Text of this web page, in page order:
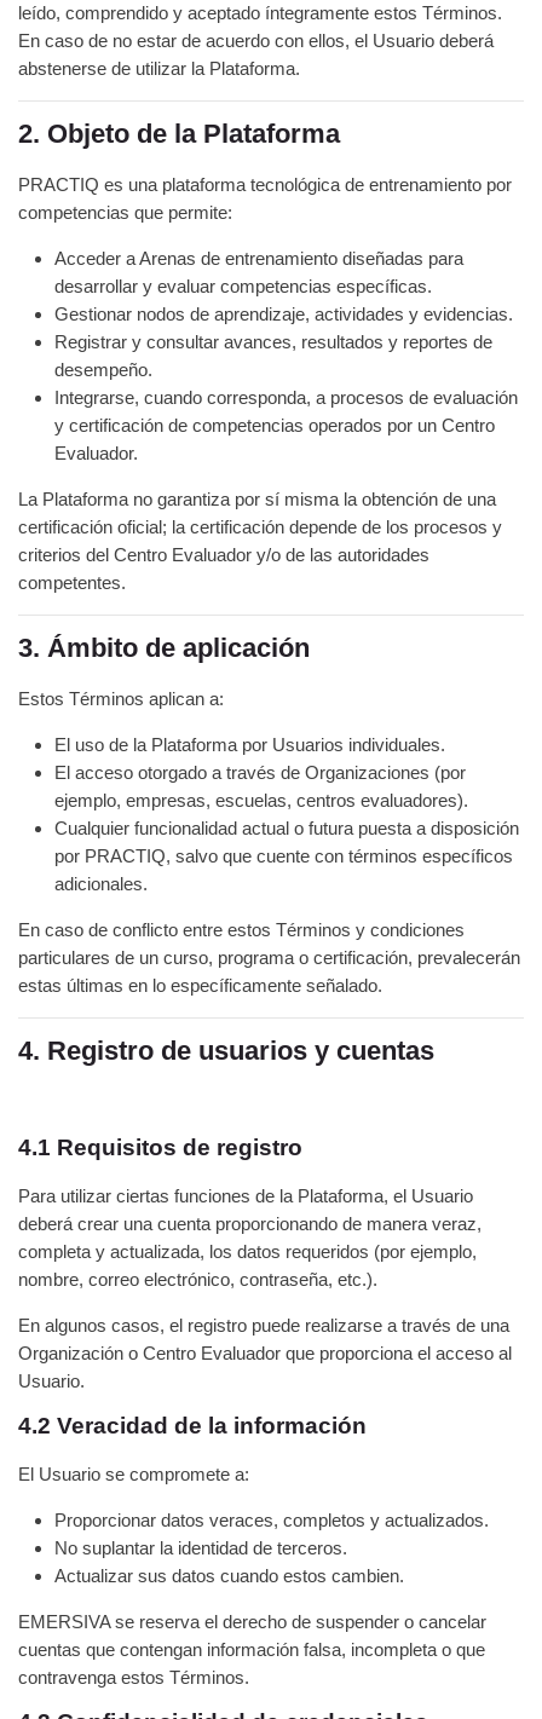
leído, comprendido y aceptado íntegramente estos Términos.
En caso de no estar de acuerdo con ellos, el Usuario deberá
abstenerse de utilizar la Plataforma.
2. Objeto de la Plataforma
PRACTIQ es una plataforma tecnológica de entrenamiento por
competencias que permite:
Acceder a Arenas de entrenamiento diseñadas para
desarrollar y evaluar competencias específicas.
Gestionar nodos de aprendizaje, actividades y evidencias.
Registrar y consultar avances, resultados y reportes de
desempeño.
Integrarse, cuando corresponda, a procesos de evaluación
y certificación de competencias operados por un Centro
Evaluador.
La Plataforma no garantiza por sí misma la obtención de una
certificación oficial; la certificación depende de los procesos y
criterios del Centro Evaluador y/o de las autoridades
competentes.
3. Ámbito de aplicación
Estos Términos aplican a:
El uso de la Plataforma por Usuarios individuales.
El acceso otorgado a través de Organizaciones (por
ejemplo, empresas, escuelas, centros evaluadores).
Cualquier funcionalidad actual o futura puesta a disposición
por PRACTIQ, salvo que cuente con términos específicos
adicionales.
En caso de conflicto entre estos Términos y condiciones
particulares de un curso, programa o certificación, prevalecerán
estas últimas en lo específicamente señalado.
4. Registro de usuarios y cuentas
4.1 Requisitos de registro
Para utilizar ciertas funciones de la Plataforma, el Usuario
deberá crear una cuenta proporcionando de manera veraz,
completa y actualizada, los datos requeridos (por ejemplo,
nombre, correo electrónico, contraseña, etc.).
En algunos casos, el registro puede realizarse a través de una
Organización o Centro Evaluador que proporciona el acceso al
Usuario.
4.2 Veracidad de la información
El Usuario se compromete a:
Proporcionar datos veraces, completos y actualizados.
No suplantar la identidad de terceros.
Actualizar sus datos cuando estos cambien.
EMERSIVA se reserva el derecho de suspender o cancelar
cuentas que contengan información falsa, incompleta o que
contravenga estos Términos.